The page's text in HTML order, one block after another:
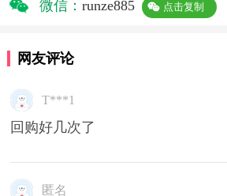
微信： runze885 点击复制
网友评论
T***1
回购好几次了
匿名